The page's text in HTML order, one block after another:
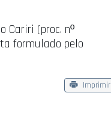
Cariri (proc. nº
formulado pelo
Imprimir